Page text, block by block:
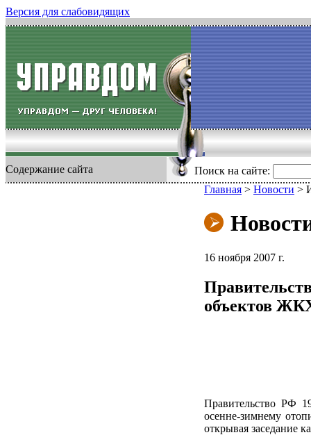
Версия для слабовидящих
Содержание сайта Поиск на сайте:
Главная > Новости >
16 ноября 2007 г.
объектов
Правительство РФ
осенне-зимнему
открывая заседание